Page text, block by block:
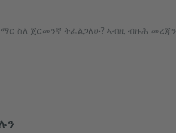
ስለ ጀርመንኛ ትፈልጋለሁ? ኣብዚ ብዙሕ መረጃን